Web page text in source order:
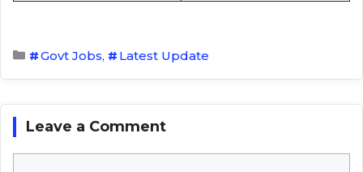
Categories
Govt Jobs, Latest Update
Leave a Comment